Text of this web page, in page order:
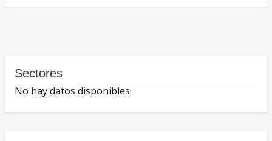
Sectores
No hay datos disponibles.